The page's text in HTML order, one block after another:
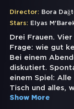
Director: Bora
Stars: Elyas
Drei Frauen.
Frage: wie gut
Bei einem
diskutiert.
einem Spiel:
Tisch und alles,
Show More